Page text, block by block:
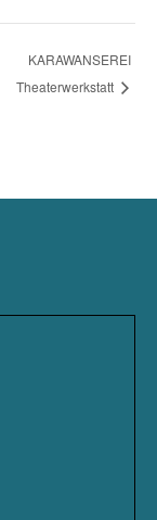
KARAWANSEREI
Theaterwerkstatt